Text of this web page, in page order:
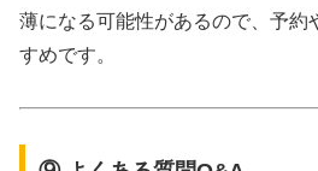
薄になる可能性があるので、予約
すめです。